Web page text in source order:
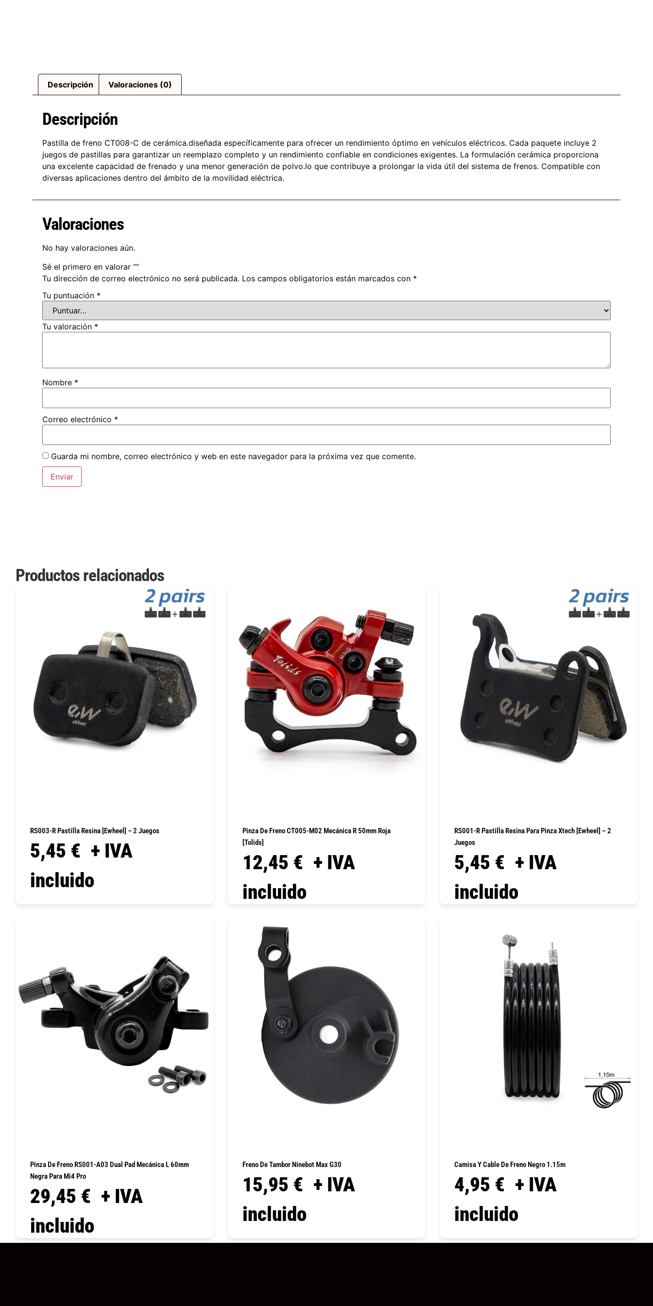
Descripción Valoraciones (0)
Descripción
Pastilla de freno CT008-C de cerámica.diseñada específicamente para ofrecer un rendimiento óptimo en vehículos eléctricos. Cada paquete incluye 2
juegos de pastillas para garantizar un reemplazo completo y un rendimiento confiable en condiciones exigentes. La formulación cerámica proporciona
una excelente capacidad de frenado y una menor generación de polvo.lo que contribuye a prolongar la vida útil del sistema de frenos. Compatible con
diversas aplicaciones dentro del ámbito de la movilidad eléctrica.
Valoraciones
No hay valoraciones aún.
Sé el primero en valorar “”
Tu dirección de correo electrónico no será publicada. Los campos obligatorios están marcados con *
Tu puntuación *
Tu valoración *
Nombre *
Correo electrónico *
Guarda mi nombre, correo electrónico y web en este navegador para la próxima vez que comente.
Productos relacionados
RS003-R Pastilla Resina [Ewheel] – 2 Juegos
5,45 € + IVA
incluido
Pinza De Freno CT005-M02 Mecánica R 50mm Roja
[Tolids]
12,45 € + IVA
incluido
RS001-R Pastilla Resina Para Pinza Xtech [Ewheel] – 2
Juegos
5,45 € + IVA
incluido
Pinza De Freno RS001-A03 Dual Pad Mecánica L 60mm
Negra Para Mi4 Pro
29,45 € + IVA
incluido
Freno De Tambor Ninebot Max G30
15,95 € + IVA
incluido
Camisa Y Cable De Freno Negro 1.15m
4,95 € + IVA
incluido